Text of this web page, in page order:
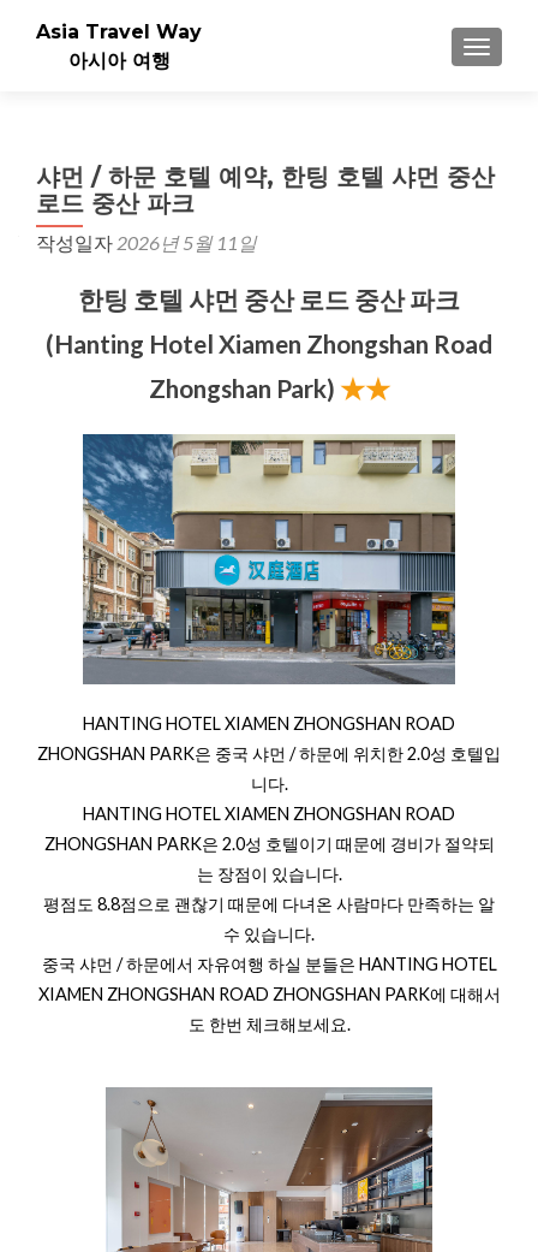
내비게
Asia Travel Way
아시아 여행
샤먼 / 하문 호텔 예약, 한팅 호텔 샤먼 중산
로드 중산 파크
작성일자 2026년 5월 11일
한팅 호텔 샤먼 중산 로드 중산 파크
(Hanting Hotel Xiamen Zhongshan Road
Zhongshan Park) ★★
HANTING HOTEL XIAMEN ZHONGSHAN ROAD
ZHONGSHAN PARK은 중국 샤먼 / 하문에 위치한 2.0성 호텔입
니다.
HANTING HOTEL XIAMEN ZHONGSHAN ROAD
ZHONGSHAN PARK은 2.0성 호텔이기 때문에 경비가 절약되
는 장점이 있습니다.
평점도 8.8점으로 괜찮기 때문에 다녀온 사람마다 만족하는 알
수 있습니다.
중국 샤먼 / 하문에서 자유여행 하실 분들은 HANTING HOTEL
XIAMEN ZHONGSHAN ROAD ZHONGSHAN PARK에 대해서
도 한번 체크해보세요.